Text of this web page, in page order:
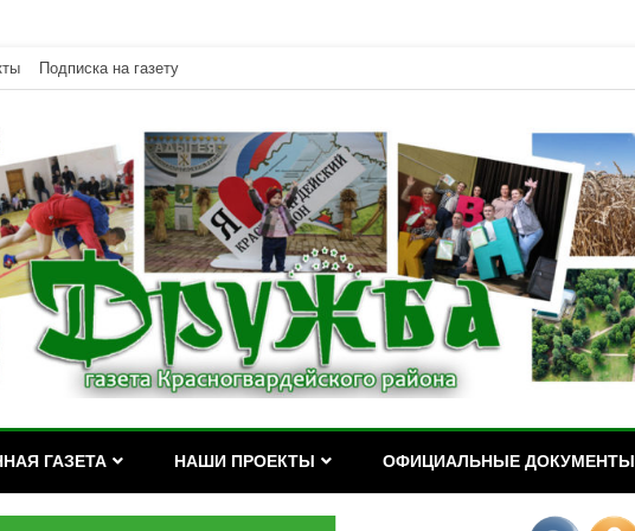
Подписка на газету
района РА
ГАЗЕТА НАШИ ПРОЕКТЫ ОФИЦИАЛЬНЫЕ ДОКУМЕНТЫ